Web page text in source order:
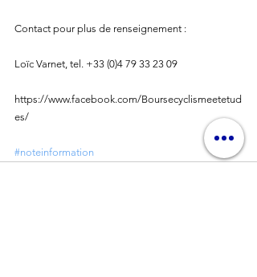
Contact pour plus de renseignement :
Loïc Varnet, tel. +33 (0)4 79 33 23 09
https://www.facebook.com/Boursecyclismeetetud
es/
#noteinformation